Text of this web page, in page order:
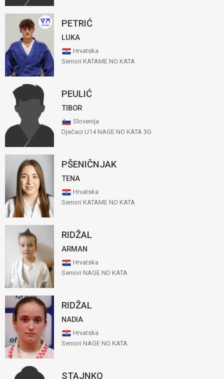
PETRIĆ
LUKA
Hrvatska
Seniori KATAME NO KATA
PEULIĆ
TIBOR
Slovenija
Dječaci U14 NAGE NO KATA 3G
PŠENIČNJAK
TENA
Hrvatska
Seniori KATAME NO KATA
RIDŽAL
ARMAN
Hrvatska
Seniori NAGE NO KATA
RIDŽAL
NADIA
Hrvatska
Seniori NAGE NO KATA
STAJNKO